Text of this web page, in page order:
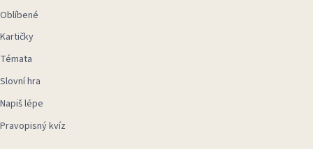
Oblíbené
Kartičky
Témata
Slovní hra
Napiš lépe
Pravopisný kvíz